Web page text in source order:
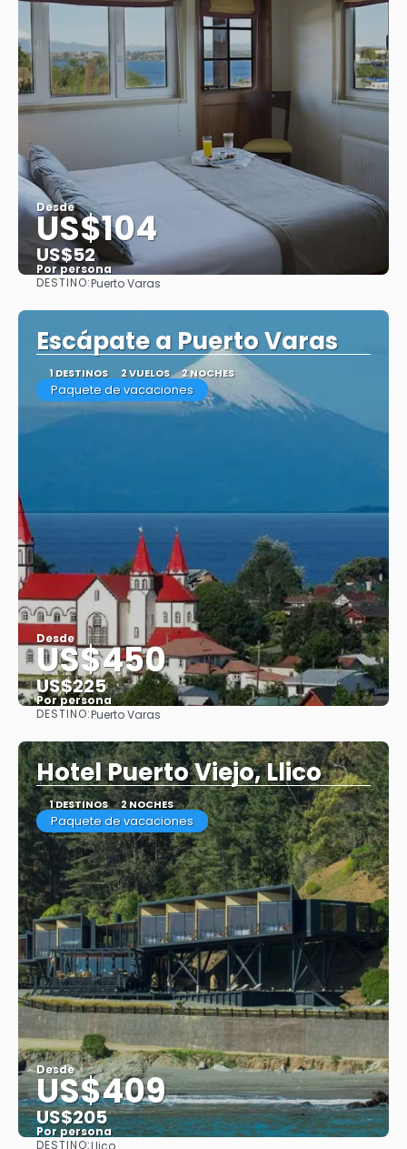
Desde
US$104
US$52
Por persona
DESTINO:Puerto Varas
Escápate a Puerto Varas
1 DESTINOS 2 VUELOS 2 NOCHES
Paquete de vacaciones
Desde
US$450
US$225
Por persona
DESTINO:Puerto Varas
Hotel Puerto Viejo, Llico
1 DESTINOS 2 NOCHES
Paquete de vacaciones
Desde
US$409
US$205
Por persona
DESTINO:Llico